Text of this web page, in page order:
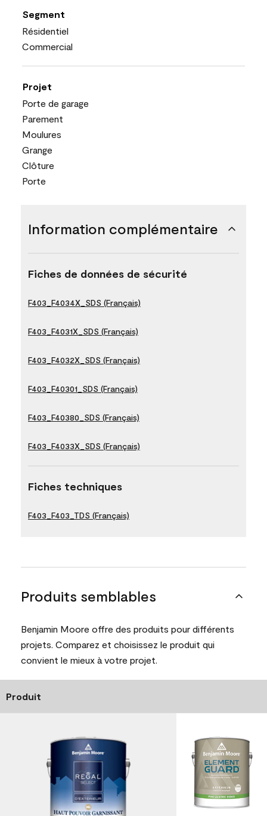
Segment
Résidentiel
Commercial
Projet
Porte de garage
Parement
Moulures
Grange
Clôture
Porte
Information complémentaire
Fiches de données de sécurité
F403_F4034X_SDS (Français)
F403_F4031X_SDS (Français)
F403_F4032X_SDS (Français)
F403_F40301_SDS (Français)
F403_F40380_SDS (Français)
F403_F4033X_SDS (Français)
Fiches techniques
F403_F403_TDS (Français)
Produits semblables
Benjamin Moore offre des produits pour différents
projets. Comparez et choisissez le produit qui
convient le mieux à votre projet.
Produit